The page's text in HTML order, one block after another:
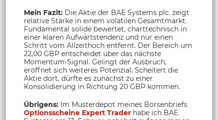
Mein Fazit: Die Aktie der BAE Systems plc. zeigt
relative Stärke in einem volatilen Gesamtmarkt.
Fundamental solide bewertet, charttechnisch in
einer klaren Aufwärtstendenz und nur einen
Schritt vom Allzeithoch entfernt. Der Bereich um
22,00 GBP entscheidet über das nächste
Momentum-Signal. Gelingt der Ausbruch,
eröffnet sich weiteres Potenzial. Scheitert die
Aktie dort, dürfte es zunächst zu einer
Konsolidierung in Richtung 20 GBP kommen.
Übrigens: Im Musterdepot meines Börsenbriefs
Optionsscheine Expert Trader habe ich BAE